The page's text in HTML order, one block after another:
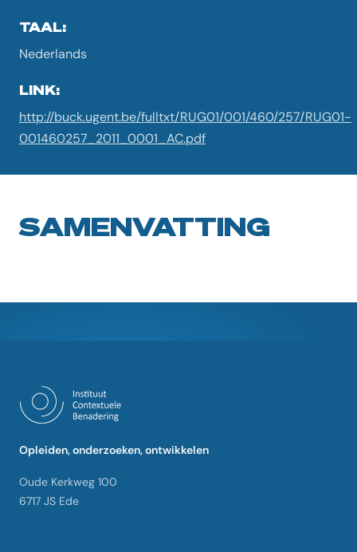
TAAL:
Nederlands
LINK:
http://buck.ugent.be/fulltxt/RUG01/001/460/257/RUG01-
001460257_2011_0001_AC.pdf
SAMENVATTING
Opleiden, onderzoeken, ontwikkelen
Oude Kerkweg 100
6717 JS Ede